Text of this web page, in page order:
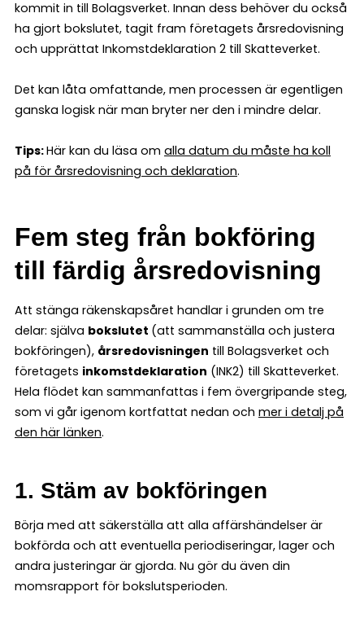
kommit in till Bolagsverket. Innan dess behöver du också
ha gjort bokslutet, tagit fram företagets årsredovisning
och upprättat Inkomstdeklaration 2 till Skatteverket.
Det kan låta omfattande, men processen är egentligen
ganska logisk när man bryter ner den i mindre delar.
Tips:Här kan du läsa om alla datum du måste ha koll
på för årsredovisning och deklaration.
Fem steg från bokföring
till färdig årsredovisning
Att stänga räkenskapsåret handlar i grunden om tre
delar: själva bokslutet (att sammanställa och justera
bokföringen), årsredovisningen till Bolagsverket och
företagets inkomstdeklaration (INK2) till Skatteverket.
Hela flödet kan sammanfattas i fem övergripande steg,
som vi går igenom kortfattat nedan och mer i detalj på
den här länken.
1. Stäm av bokföringen
Börja med att säkerställa att alla affärshändelser är
bokförda och att eventuella periodiseringar, lager och
andra justeringar är gjorda. Nu gör du även din
momsrapport för bokslutsperioden.